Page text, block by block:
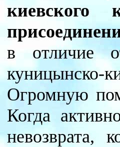
киевского
в отличие
куницынско-
Огромную
Когда
невозврата,